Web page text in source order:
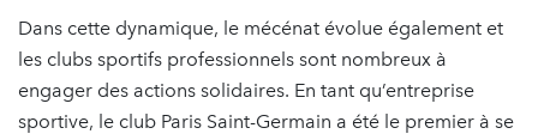
Dans cette dynamique, le mécénat évolue également et
les clubs sportifs professionnels sont nombreux à
engager des actions solidaires. En tant qu’entreprise
sportive, le club Paris Saint-Germain a été le premier à se